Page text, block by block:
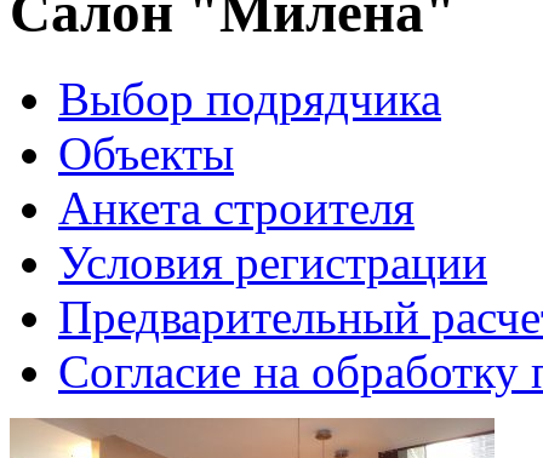
Салон "Милена"
Выбор подрядчика
Объекты
Анкета строителя
Условия регистрации
Предварительный
Согласие на